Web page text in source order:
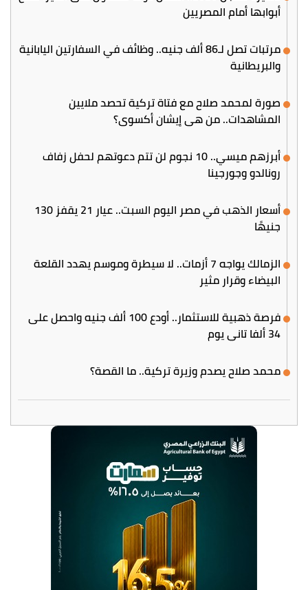
أبوابها أمام المصريين
مرتبات تصل لـ86 ألف جنيه.. وظائف في السفارتين اليابانية
والبريطانية
صورة لمحمد صلاح مع فتاة تركية تحصد ملايين
المشاهدات.. من هي إيشان أكسوي؟
أبرزهم ميسي.. 10 نجوم لن تتم دعوتهم لحفل زفاف
رونالدو وجورجينا
أسعار الذهب في مصر اليوم السبت.. عيار 21 يقفز 130
جنيهًا
الزمالك يواجه 7 أزمات.. لا سيطرة وموسم يهدد القلعة
البيضاء وقرار مثير
فرصة ذهبية للاستثمار.. أودع 100 ألف جنيه واحصل على
34 ألفا تاني يوم
محمد صلاح يصدم وزيرة تركية.. ما القصة؟